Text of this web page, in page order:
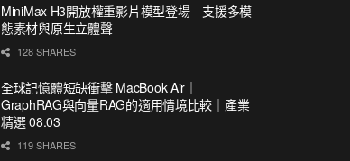
MiniMax H3開放權重影片模型登場 支援多模
態素材與原生立體聲
128 SHARES
全球記憶體短缺衝擊 MacBook Air｜
GraphRAG與向量RAG的適用情境比較｜產業
精選 08.03
119 SHARES